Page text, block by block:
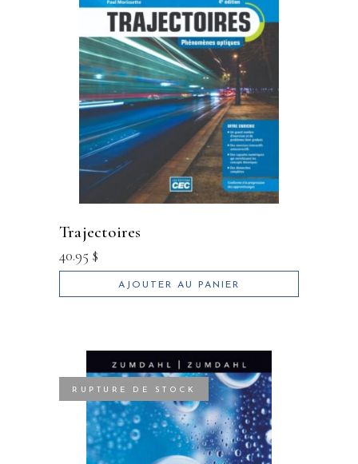
trajectoires
40.95 $
AJOUTER AU PANIER
RUPTURE DE STOCK